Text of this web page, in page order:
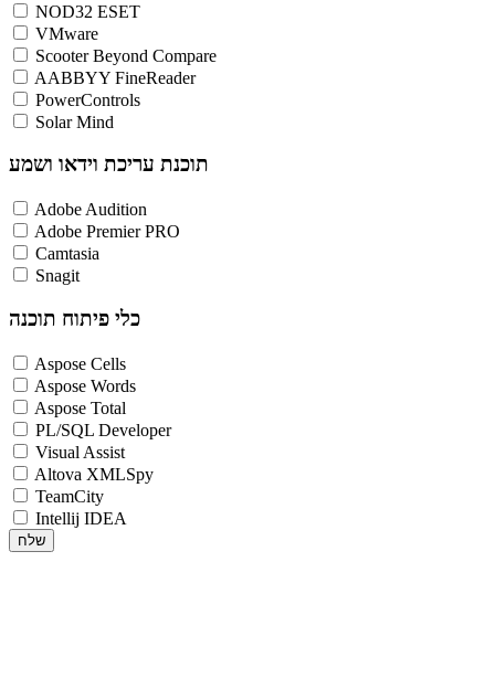
NOD32 ESET
VMware
Scooter Beyond Compare
AABBYY FineReader
PowerControls
Solar Mind
תוכנת עריכת וידאו ושמע
Adobe Audition
Adobe Premier PRO
Camtasia
Snagit
כלי פיתוח תוכנה
Aspose Cells
Aspose Words
Aspose Total
PL/SQL Developer
Visual Assist
Altova XMLSpy
TeamCity
Intellij IDEA